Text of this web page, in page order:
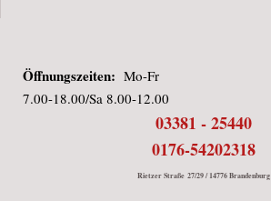
Öffnungszeiten: Mo-Fr
7.00-18.00/Sa 8.00-12.00
03381 - 25440
0176-54202318
Rietzer Straße 27/29 / 14776 Brandenburg